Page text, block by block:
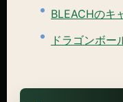
BLEACHのキ
ドラゴンボー